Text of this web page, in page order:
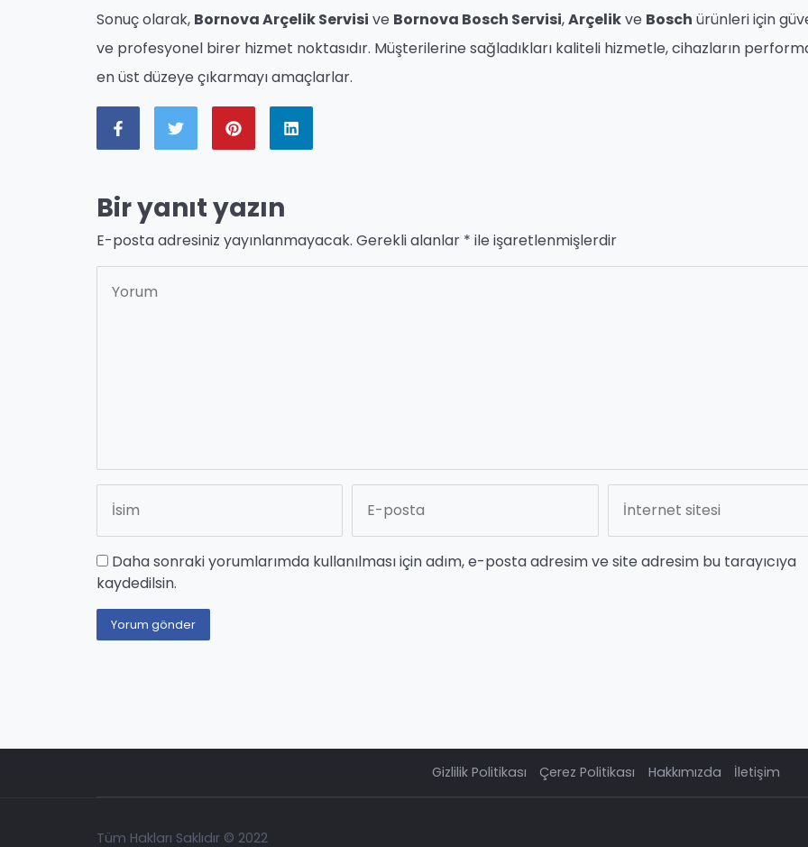
Sonuç olarak, Bornova Arçelik Servisi ve Bornova Bosch Servisi,Arçelikve Bosch ürünleri için
ve profesyonel birer hizmet noktasıdır. Müşterilerine sağladıkları kaliteli hizmetle, cihazların
en üst düzeye çıkarmayı amaçlarlar.
Bir yanıt yazın
E-posta adresiniz yayınlanmayacak. Gerekli alanlar * ile işaretlenmişlerdir
Daha sonraki yorumlarımda kullanılması için adım, e-posta adresim ve site adresim bu tarayıcıya
kaydedilsin.
Gizlilik Politikası Çerez Politikası Hakkımızda İletişim
Tüm Hakları Saklıdır © 2022